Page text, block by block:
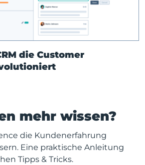
die Customer
mehr wissen?
die Kundenerfahrung
Eine praktische Anleitung
Tipps & Tricks.